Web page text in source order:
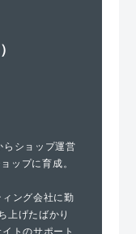
らショップ運営
ップに育成。
ング会社に勤
上げたばかり
トのサポート